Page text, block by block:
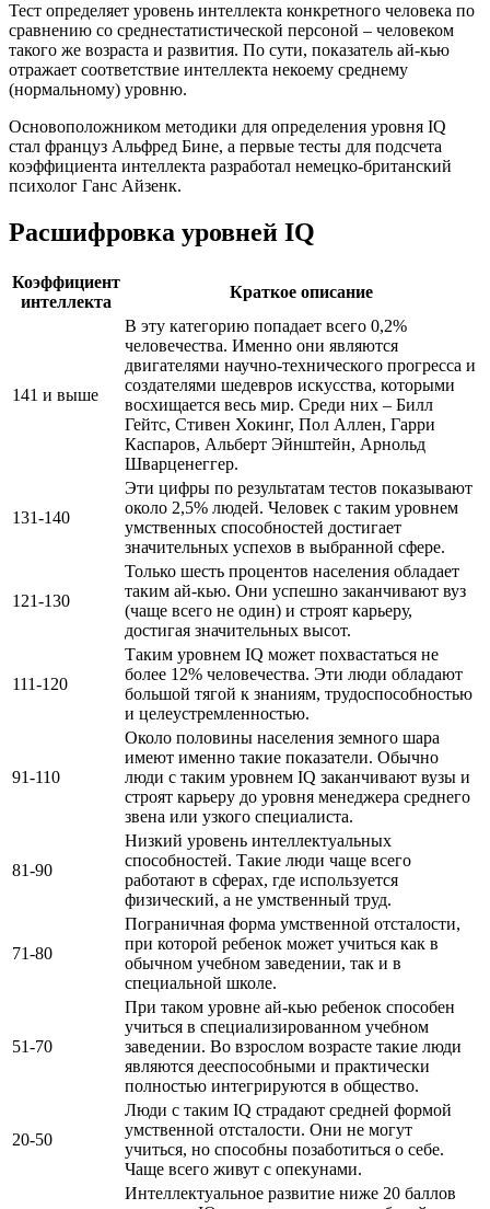
Тест определяет уровень интеллекта конкретного человека по
сравнению со среднестатистической персоной – человеком
такого же возраста и развития. По сути, показатель ай-кью
отражает соответствие интеллекта некоему среднему
(нормальному) уровню.
Основоположником методики для определения уровня IQ
стал француз Альфред Бине, а первые тесты для подсчета
коэффициента интеллекта разработал немецко-британский
психолог Ганс Айзенк.
Расшифровка уровней IQ
Коэффициент
интеллекта
Краткое описание
141 и выше
В эту категорию попадает всего 0,2%
человечества. Именно они являются
двигателями научно-технического прогресса и
создателями шедевров искусства, которыми
восхищается весь мир. Среди них – Билл
Гейтс, Стивен Хокинг, Пол Аллен, Гарри
Каспаров, Альберт Эйнштейн, Арнольд
Шварценеггер.
131-140
Эти цифры по результатам тестов показывают
около 2,5% людей. Человек с таким уровнем
умственных способностей достигает
значительных успехов в выбранной сфере.
121-130
Только шесть процентов населения обладает
таким ай-кью. Они успешно заканчивают вуз
(чаще всего не один) и строят карьеру,
достигая значительных высот.
111-120
Таким уровнем IQ может похвастаться не
более 12% человечества. Эти люди обладают
большой тягой к знаниям, трудоспособностью
и целеустремленностью.
91-110
Около половины населения земного шара
имеют именно такие показатели. Обычно
люди с таким уровнем IQ заканчивают вузы и
строят карьеру до уровня менеджера среднего
звена или узкого специалиста.
81-90
Низкий уровень интеллектуальных
способностей. Такие люди чаще всего
работают в сферах, где используется
физический, а не умственный труд.
71-80
Пограничная форма умственной отсталости,
при которой ребенок может учиться как в
обычном учебном заведении, так и в
специальной школе.
51-70
При таком уровне ай-кью ребенок способен
учиться в специализированном учебном
заведении. Во взрослом возрасте такие люди
являются дееспособными и практически
полностью интегрируются в общество.
20-50
Люди с таким IQ страдают средней формой
умственной отсталости. Они не могут
учиться, но способны позаботиться о себе.
Чаще всего живут с опекунами.
Интеллектуальное развитие ниже 20 баллов